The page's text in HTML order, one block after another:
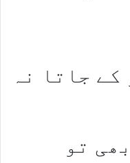
کے جاتا نہ
تو